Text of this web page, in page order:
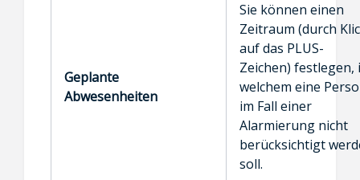
Geplante
Abwesenheiten
Sie können einen
Zeitraum (durch
auf das PLUS-
Zeichen) festlegen,
welchem eine
im Fall einer
Alarmierung nicht
berücksichtigt
soll.